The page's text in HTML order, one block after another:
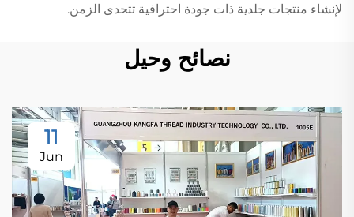
لإنشاء منتجات جلدية ذات جودة احترافية تتحدى الزمن.
نصائح وحيل
11
Jun